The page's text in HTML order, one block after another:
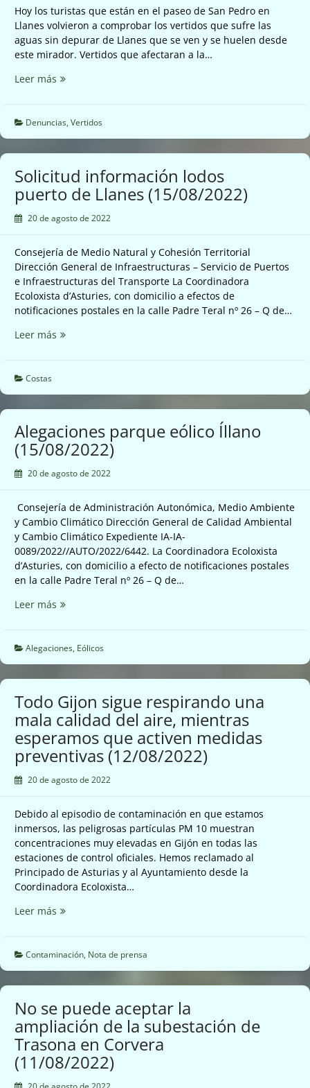
Franca
en
Ribadedeva
(16/08/2022)
Hoy los turistas que están en el paseo de San Pedro en
Llanes volvieron a comprobar los vertidos que sufre las
aguas sin depurar de Llanes que se ven y se huelen desde
este mirador. Vertidos que afectaran a la…
Leer más Denuncia:
depuradora
de
Llanes
Denuncias, Vertidos
Solicitud información lodos
puerto de Llanes (15/08/2022)
20 de agosto de 2022
Consejería de Medio Natural y Cohesión Territorial
Dirección General de Infraestructuras – Servicio de Puertos
e Infraestructuras del Transporte La Coordinadora
Ecoloxista d’Asturies, con domicilio a efectos de
notificaciones postales en la calle Padre Teral nº 26 – Q de…
Leer más Solicitud
de
Llanes
Costas
Alegaciones parque eólico Íllano
(15/08/2022)
20 de agosto de 2022
Consejería de Administración Autonómica, Medio Ambiente
y Cambio Climático Dirección General de Calidad Ambiental
y Cambio Climático Expediente IA-IA-
0089/2022//AUTO/2022/6442. La Coordinadora Ecoloxista
d’Asturies, con domicilio a efecto de notificaciones postales
en la calle Padre Teral nº 26 – Q de…
Leer más Alegaciones
Íllano
(15/08/2022)
Alegaciones, Eólicos
Todo Gijon sigue respirando una
mala calidad del aire, mientras
esperamos que activen medidas
preventivas (12/08/2022)
20 de agosto de 2022
Debido al episodio de contaminación en que estamos
inmersos, las peligrosas partículas PM 10 muestran
concentraciones muy elevadas en Gijón en todas las
estaciones de control oficiales. Hemos reclamado al
Principado de Asturias y al Ayuntamiento desde la
Coordinadora Ecoloxista…
Leer más Todo
respirando
una
mala
del
aire,
mientras
esperamos
que
activen
Contaminación, Nota de prensa
No se puede aceptar la
ampliación de la subestación de
Trasona en Corvera
(11/08/2022)